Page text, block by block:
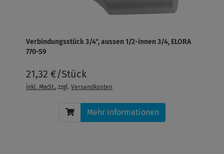
Verbindungsstück 3/4", aussen 1/2-innen 3/4, ELORA
770-S9
21,32 €/Stück
inkl. MwSt., zzgl.Versandkosten
Mehr Informationen